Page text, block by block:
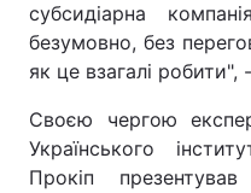
субсидіарна
безумовно, без
як це взагалі
Своєю чергою
Українського
Прокіп